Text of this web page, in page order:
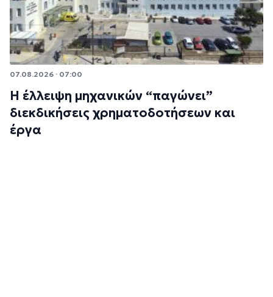
07.08.2026 · 07:00
Η έλλειψη μηχανικών “παγώνει”
διεκδικήσεις χρηματοδοτήσεων και
έργα